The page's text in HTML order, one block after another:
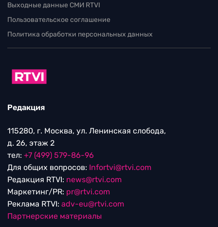
Выходные данные СМИ RTVI
Пользовательское соглашение
Политика обработки персональных данных
Редакция
115280, г. Москва, ул. Ленинская слобода,
д. 26, этаж 2
тел: +7 (499) 579-86-96
Для общих вопросов: Infortvi@rtvi.com
Редакция RTVI: news@rtvi.com
Маркетинг/PR: pr@rtvi.com
Реклама RTVI: adv-eu@rtvi.com
Партнерские материалы